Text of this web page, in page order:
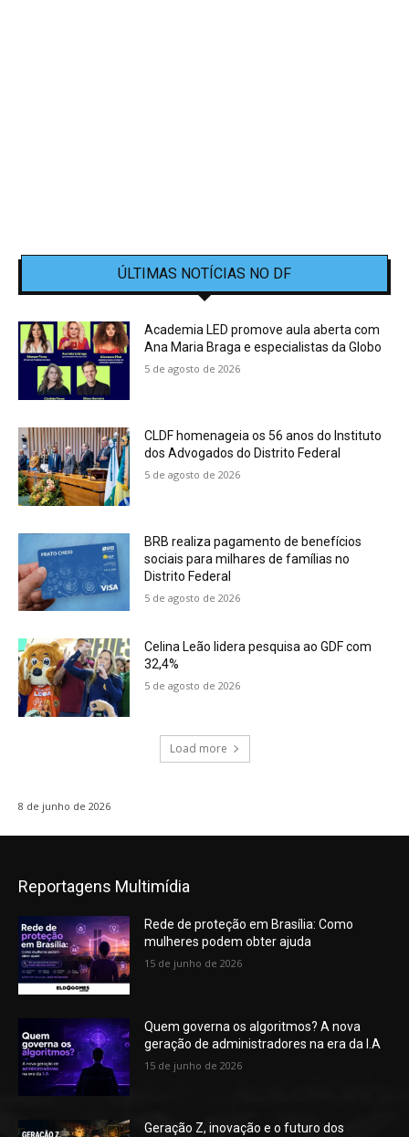
ÚLTIMAS NOTÍCIAS NO DF
Academia LED promove aula aberta com
Ana Maria Braga e especialistas da Globo
5 de agosto de 2026
CLDF homenageia os 56 anos do Instituto
dos Advogados do Distrito Federal
5 de agosto de 2026
BRB realiza pagamento de benefícios
sociais para milhares de famílias no
Distrito Federal
5 de agosto de 2026
Celina Leão lidera pesquisa ao GDF com
32,4%
5 de agosto de 2026
Load more
8 de junho de 2026
Reportagens Multimídia
Rede de proteção em Brasília: Como
mulheres podem obter ajuda
15 de junho de 2026
Quem governa os algoritmos? A nova
geração de administradores na era da I.A
15 de junho de 2026
Geração Z, inovação e o futuro dos